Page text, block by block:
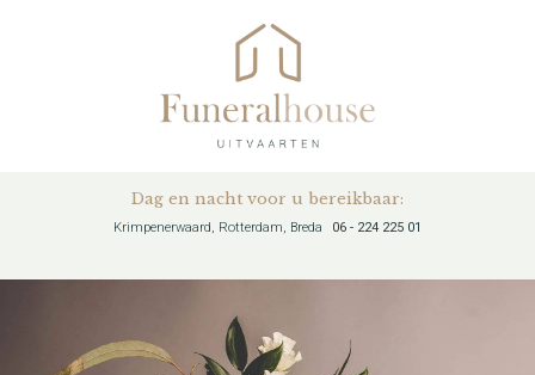
Dag en nacht voor u bereikbaar:
Krimpenerwaard, Rotterdam, Breda 06 - 224 225 01